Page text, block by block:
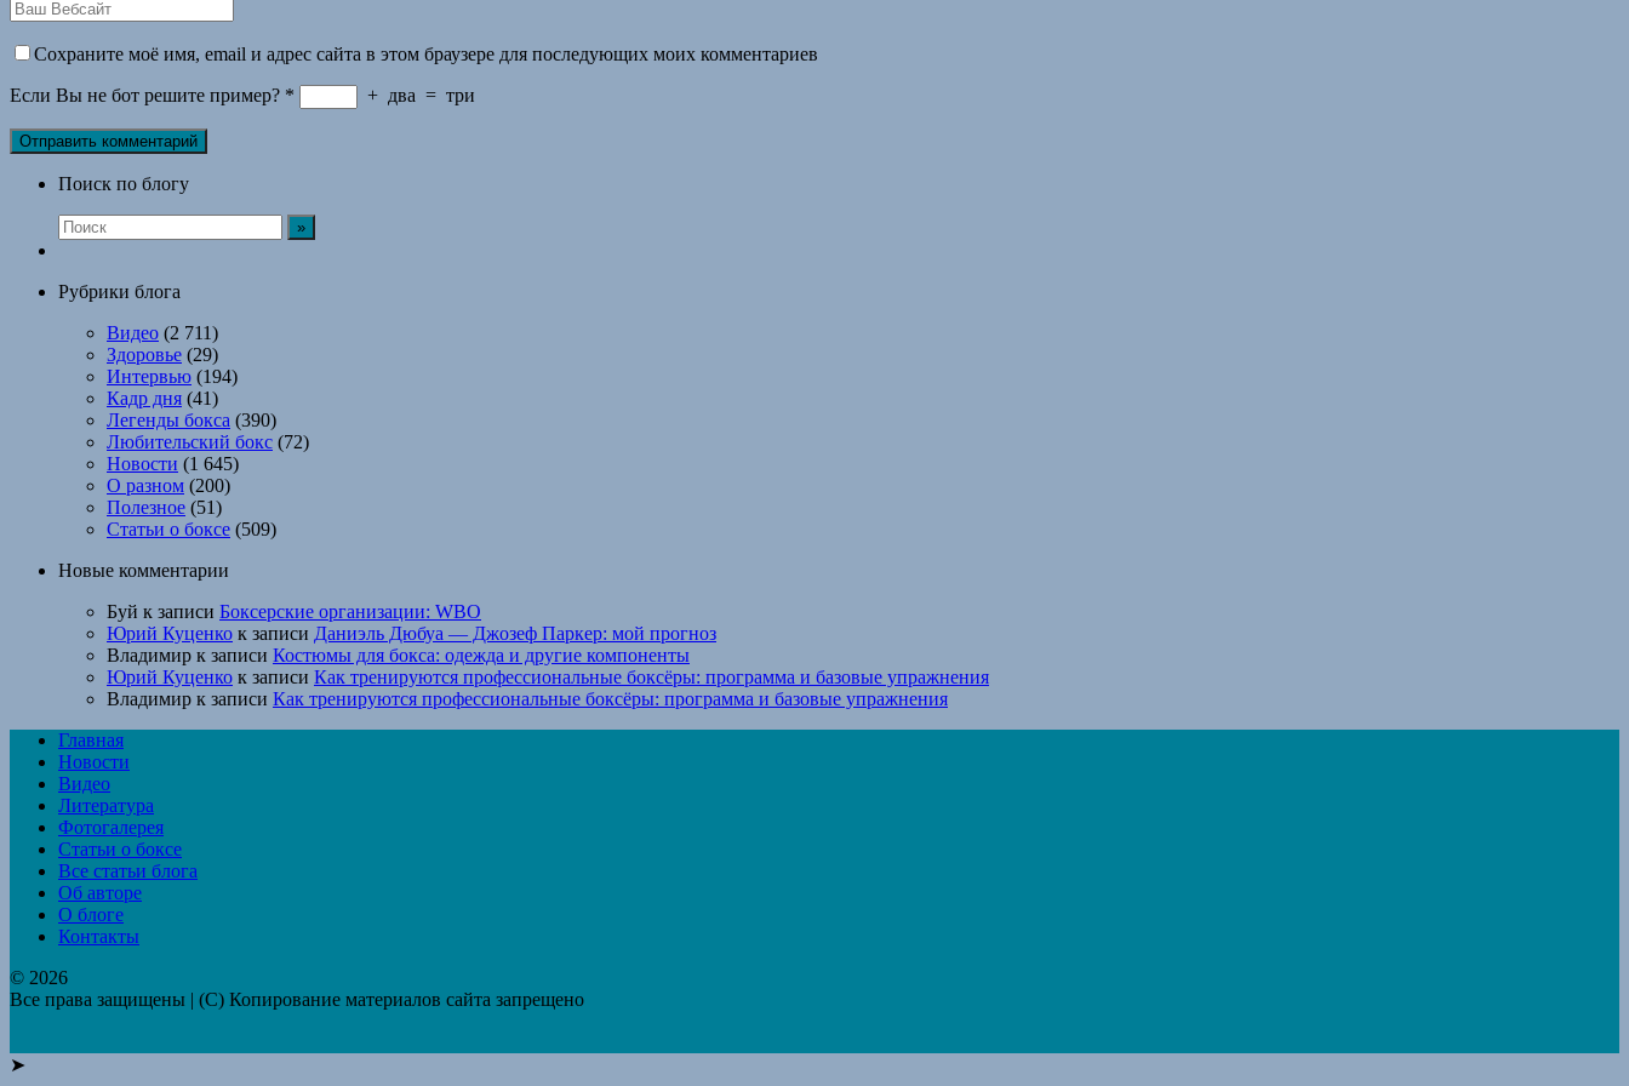
Сохраните моё имя, email и адрес сайта в этом браузере для последующих моих комментариев
Если Вы не бот решите пример? * + два = три
Поиск по блогу
Рубрики блога
Видео (2 711)
Здоровье (29)
Интервью (194)
Кадр дня (41)
Легенды бокса (390)
Любительский бокс (72)
Новости (1 645)
О разном (200)
Полезное (51)
Статьи о боксе (509)
Новые комментарии
Буй к записи Боксерские организации: WBO
Юрий Куценко к записи Даниэль Дюбуа — Джозеф Паркер: мой прогноз
Владимир к записи Костюмы для бокса: одежда и другие компоненты
Юрий Куценко к записи Как тренируются профессиональные боксёры: программа и базовые упражнения
Владимир к записи Как тренируются профессиональные боксёры: программа и базовые упражнения
Главная
Новости
Видео
Литература
Фотогалерея
Статьи о боксе
Все статьи блога
Об авторе
О блоге
Контакты
© 2026
Все права защищены | (C) Копирование материалов сайта запрещено
➤